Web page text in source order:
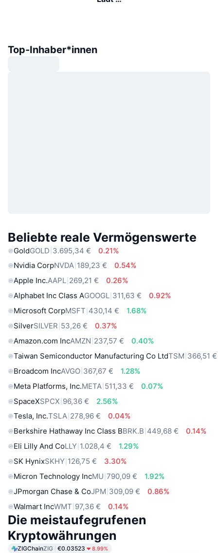
Top-Inhaber*innen
Beliebte reale Vermögenswerte
GoldGOLD 3.695,34 €
0.21%
Nvidia CorpNVDA 189,23 €
0.54%
Apple Inc.AAPL 269,21 €
0.26%
Alphabet Inc Class AGOOGL 311,63 €
0.92%
Microsoft CorpMSFT 430,14 €
1.68%
SilverSILVER 53,26 €
0.37%
Amazon.com IncAMZN 237,57 €
0.40%
Taiwan Semiconductor Manufacturing Co LtdTSM 366,51 €
Broadcom IncAVGO 367,67 €
1.28%
Meta Platforms, Inc.META 511,33 €
0.07%
SpaceXSPCX 96,36 €
2.56%
Tesla, Inc.TSLA 278,96 €
0.04%
Berkshire Hathaway Inc Class BBRK.B 449,68 €
0.14%
Eli Lilly And CoLLY 1.028,4 €
1.29%
SK HynixSKHY 126,75 €
3.30%
Micron Technology IncMU 790,09 €
1.92%
JPmorgan Chase & CoJPM 309,09 €
0.86%
Walmart IncWMT 97,36 € 0.14%
Die meistaufegrufenen
Kryptowährungen
ZIGChainZIG €0.03523 8.99%